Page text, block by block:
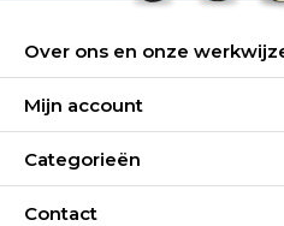
Over ons en onze
Mijn account
Categorieën
Contact